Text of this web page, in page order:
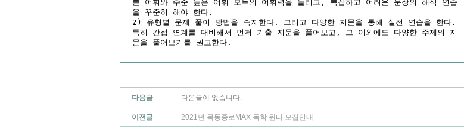
본 어휘와 수준 높은 어휘 모두의 어휘력을 늘리고, 복잡하고 어려운 문장의 해석 연습
을 꾸준히 해야 한다.
2) 유형별 문제 풀이 방법을 숙지한다. 그리고 다양한 지문을 통해 실전 연습을 한다.
특히 간접 연계를 대비해서 먼저 기출 지문을 풀어보고, 그 이외에도 다양한 주제의 지
문을 풀어보기를 권고한다.
다음글 다음글이 없습니다.
이전글 2021년 목동종로MAX 독학 윈터 모집안내